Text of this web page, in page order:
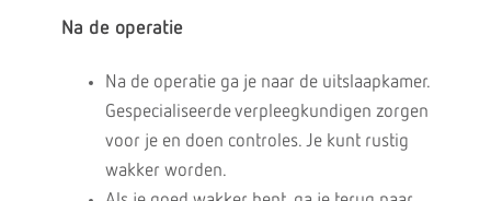
Na de operatie
Na de operatie ga je naar de uitslaapkamer.
Gespecialiseerde verpleegkundigen zorgen
voor je en doen controles. Je kunt rustig
wakker worden.